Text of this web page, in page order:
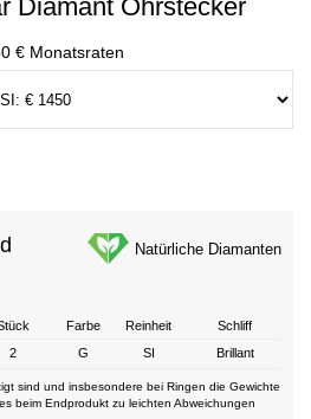
Diamant Ohrstecker
€ Monatsraten
Natürliche Diamanten
Farbe Reinheit
Schliff
2 G SI Brillant
sind und insbesondere bei Ringen die Gewichte
beim Endprodukt zu leichten Abweichungen